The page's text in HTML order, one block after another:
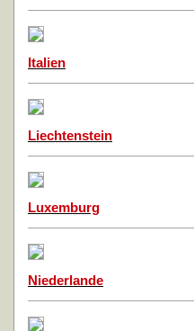
Italien
Liechtenstein
Luxemburg
Niederlande